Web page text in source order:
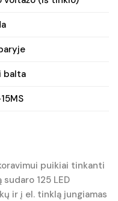
balta
puikiai tinkanti
125 LED
ir į el. tinklą jungiamas